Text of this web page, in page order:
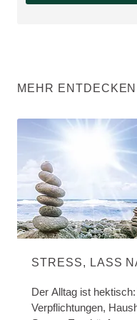
MEHR ENTDECKEN
STRESS, LASS
Der Alltag ist hektisch:
Verpflichtungen,